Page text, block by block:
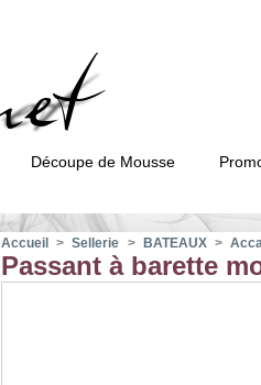
Découpe de Mousse
Accueil > Sellerie > BATEAUX >
Passant à barette